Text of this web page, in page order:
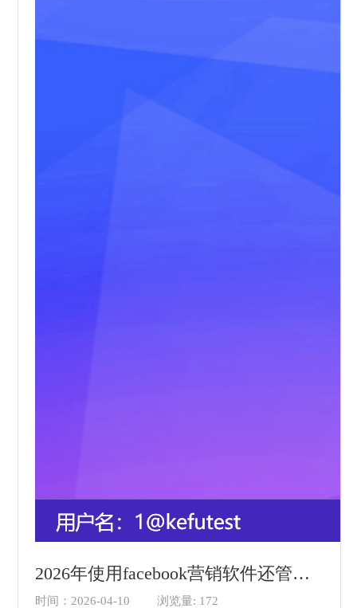
2026年使用facebook营销软件还管用吗？
时间：2026-04-10 浏览量: 172